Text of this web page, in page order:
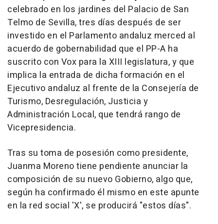
celebrado en los jardines del Palacio de San
Telmo de Sevilla, tres días después de ser
investido en el Parlamento andaluz merced al
acuerdo de gobernabilidad que el PP-A ha
suscrito con Vox para la XIII legislatura, y que
implica la entrada de dicha formación en el
Ejecutivo andaluz al frente de la Consejería de
Turismo, Desregulación, Justicia y
Administración Local, que tendrá rango de
Vicepresidencia.
Tras su toma de posesión como presidente,
Juanma Moreno tiene pendiente anunciar la
composición de su nuevo Gobierno, algo que,
según ha confirmado él mismo en este apunte
en la red social 'X', se producirá "estos días".